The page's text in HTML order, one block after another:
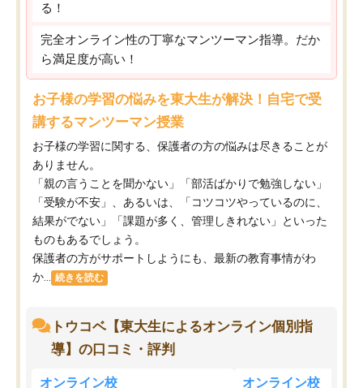
る！
完全オンライン性の丁寧なマンツーマン指導。だか
ら満足度が高い！
お子様の学習の悩みを東大生が解決！自宅で受
講するマンツーマン授業
お子様の学習に関する、保護者の方の悩みは尽きることが
ありません。
「親の言うことを聞かない」「部活ばかりで勉強しない」
「受験が不安」、あるいは、「コツコツやっているのに、
結果がでない」「課題が多く、管理しきれない」といった
ものもあるでしょう。
保護者の方がサポートしようにも、最新の教育事情がわ
か...
続きを読む
トウコベ【東大生によるオンライン個別指
導】の口コミ・評判
オンライン校 オンライン校